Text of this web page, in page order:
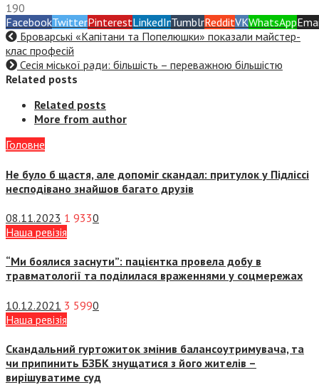
190
FacebookTwitterPinterestLinkedInTumblrRedditVKWhatsApp
Броварські «Капітани та Попелюшки» показали майстер-
клас професій
Сесія міської ради: більшість – переважною більшістю
Related posts
Related posts
More from author
Головне
Не було б щастя, але допоміг скандал: притулок у Підліссі
несподівано знайшов багато друзів
08.11.2023 1 9330
Наша ревізія
“Ми боялися заснути”: пацієнтка провела добу в
травматології та поділилася враженнями у соцмережах
10.12.2021 3 5990
Наша ревізія
Скандальний гуртожиток змінив балансоутримувача, та
чи припинить БЗБК знущатися з його жителів –
вирішуватиме суд